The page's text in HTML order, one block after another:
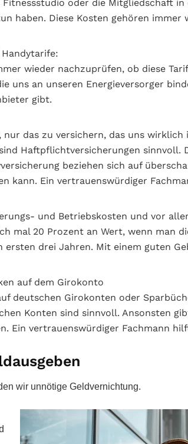
Fitnessstudio oder die Mitgliedschaft in
haben. Diese Kosten gehören immer
wieder nachzuprüfen, ob diese
uns an unseren Energieversorger
gibt.
das zu versichern, das uns
Haftpflichtversicherungen sinnvoll.
beziehen sich auf
kann. Ein vertrauenswürdiger
und Betriebskosten und vor
mal 20 Prozent an Wert, wenn man
ersten drei Jahren. Mit einem guten
auf dem Girokonto
deutschen Girokonten oder
Konten sind sinnvoll. Ansonsten
Ein vertrauenswürdiger Fachmann
wir unnötige Geldvernichtung.